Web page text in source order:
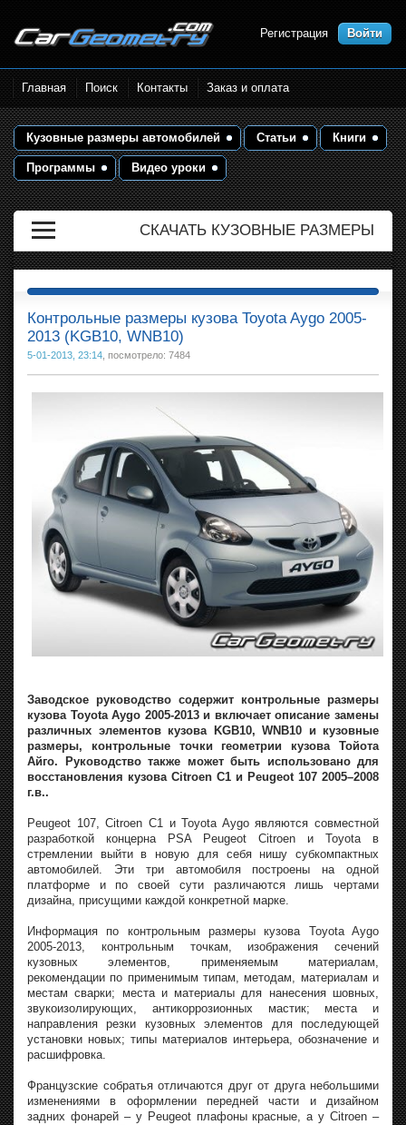
Размеры кузова автомобилей.
Контрольные точки и кузовные
размеры. Геометрия кузова
Регистрация Войти
Главная Поиск Контакты Заказ и оплата
Кузовные размеры автомобилей Статьи Книги
Программы Видео уроки
СКАЧАТЬ КУЗОВНЫЕ РАЗМЕРЫ
Контрольные размеры кузова Toyota Aygo 2005-
2013 (KGB10, WNB10)
5-01-2013, 23:14 , посмотрело: 7484
Заводское руководство содержит контрольные размеры
кузова Toyota Aygo 2005-2013 и включает описание замены
различных элементов кузова KGB10, WNB10 и кузовные
размеры, контрольные точки геометрии кузова Тойота
Айго. Руководство также может быть использовано для
восстановления кузова Citroen C1 и Peugeot 107 2005–2008
г.в..
Peugeot 107, Citroen C1 и Toyota Aygo являются совместной
разработкой концерна PSA Peugeot Citroen и Toyota в
стремлении выйти в новую для себя нишу субкомпактных
автомобилей. Эти три автомобиля построены на одной
платформе и по своей сути различаются лишь чертами
дизайна, присущими каждой конкретной марке.
Информация по контрольным размеры кузова Toyota Aygo
2005-2013, контрольным точкам, изображения сечений
кузовных элементов, применяемым материалам,
рекомендации по применимым типам, методам, материалам и
местам сварки; места и материалы для нанесения шовных,
звукоизолирующих, антикоррозионных мастик; места и
направления резки кузовных элементов для последующей
установки новых; типы материалов интерьера, обозначение и
расшифровка.
Французские собратья отличаются друг от друга небольшими
изменениями в оформлении передней части и дизайном
задних фонарей – у Peugeot плафоны красные, а у Citroen –